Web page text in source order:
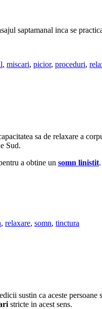
saptamanal inca se
, miscari, picior, proceduri,
sa de relaxare a
Sud.
a obtine un somn linistit
, relaxare, somn, tinctura
sustin ca aceste persoane
stricte in acest sens.